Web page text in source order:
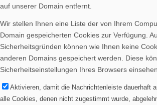
auf unserer Domain entfernt.
Wir stellen Ihnen eine Liste der von Ihrem
Domain gespeicherten Cookies zur Verfügung.
Sicherheitsgründen können wie Ihnen keine
anderen Domains gespeichert werden. Diese
Sicherheitseinstellungen Ihres Browsers einsehen.
Aktivieren, damit die Nachrichtenleiste dauerhaft
alle Cookies, denen nicht zugestimmt wurde,